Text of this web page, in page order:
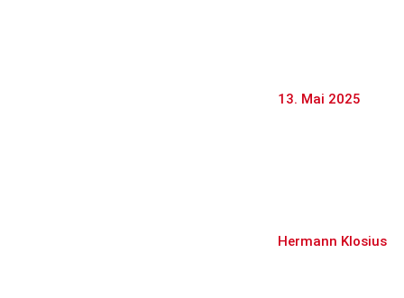
13. Mai 2025
Hermann Klosius